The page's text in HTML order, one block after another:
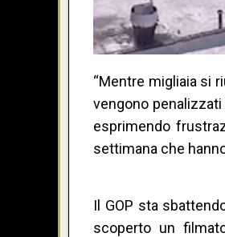
“Mentre migliaia si
vengono
esprimendo
settimana che
Il GOP sta
scoperto un